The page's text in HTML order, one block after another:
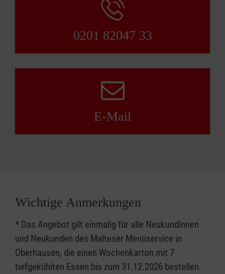
0201 82047 33
E-Mail
Wichtige Anmerkungen
* Das Angebot gilt einmalig für alle Neukundinnen
und Neukunden des Malteser Menüservice in
Oberhausen, die einen Wochenkarton mit 7
tiefgekühlten Essen bis zum 31.12.2026 bestellen.